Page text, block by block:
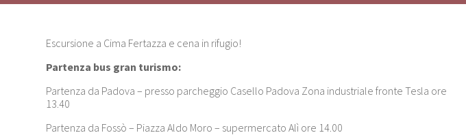
Escursione a Cima Fertazza e cena in rifugio!
Partenza bus gran turismo:
Partenza da Padova – presso parcheggio Casello Padova Zona industriale fronte Tesla ore
13.40
Partenza da Fossò – Piazza Aldo Moro – supermercato Alì ore 14.00